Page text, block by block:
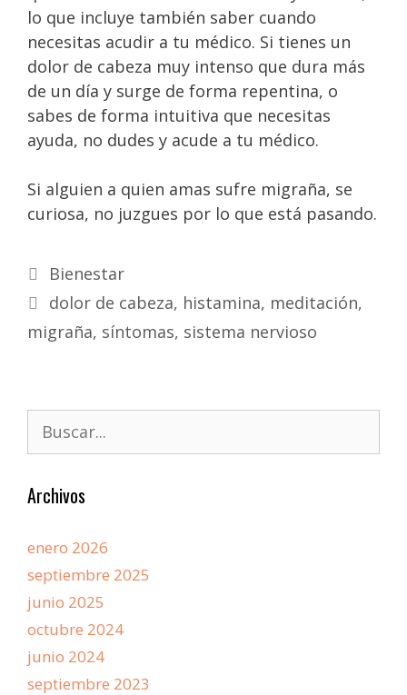
lo que incluye también saber cuando
necesitas acudir a tu médico. Si tienes un
dolor de cabeza muy intenso que dura más
de un día y surge de forma repentina, o
sabes de forma intuitiva que necesitas
ayuda, no dudes y acude a tu médico.
Si alguien a quien amas sufre migraña, se
curiosa, no juzgues por lo que está pasando.
Bienestar
dolor de cabeza, histamina, meditación,
migraña, síntomas, sistema nervioso
Archivos
enero 2026
septiembre 2025
junio 2025
octubre 2024
junio 2024
septiembre 2023